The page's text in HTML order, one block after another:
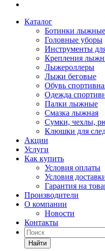
Каталог
Ботинки лыжные
Головные уборы
Инструменты
Крепления
Лыжероллеры
Лыжи беговые
Обувь
Одежда
Палки лыжные
Смазка лыжная
Сумки, чехлы,
Клюшки для
Акции
Услуги
Как купить
Условия оплаты
Условия
Гарантия на
Производители
О компании
Новости
Контакты
Найти